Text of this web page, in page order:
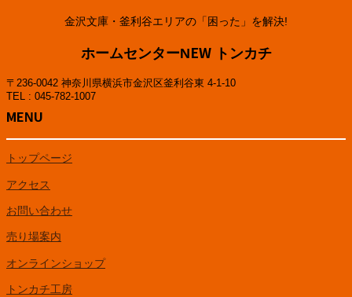
金沢文庫・釜利谷エリアの「困った」を解決!
ホームセンターNEW トンカチ
〒236-0042 神奈川県横浜市金沢区釜利谷東 4-1-10
TEL : 045-782-1007
MENU
トップページ
アクセス
お問い合わせ
売り場案内
オンラインショップ
トンカチ工房